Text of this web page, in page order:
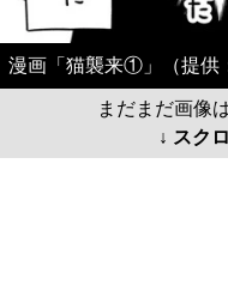
漫画「猫襲来①」（提供
まだまだ画像
↓ スク